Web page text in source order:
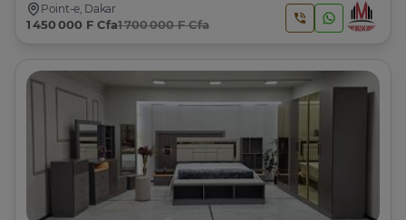
Point-e, Dakar
1 450 000 F Cfa1 700 000 F Cfa